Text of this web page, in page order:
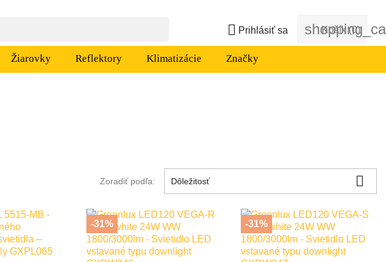
 Prihlásiť sa Košík (0)
Žiarovky Reflektory Klimatizácie Značky
Zoradiť podľa: Dôležitosť 
-31% -31%